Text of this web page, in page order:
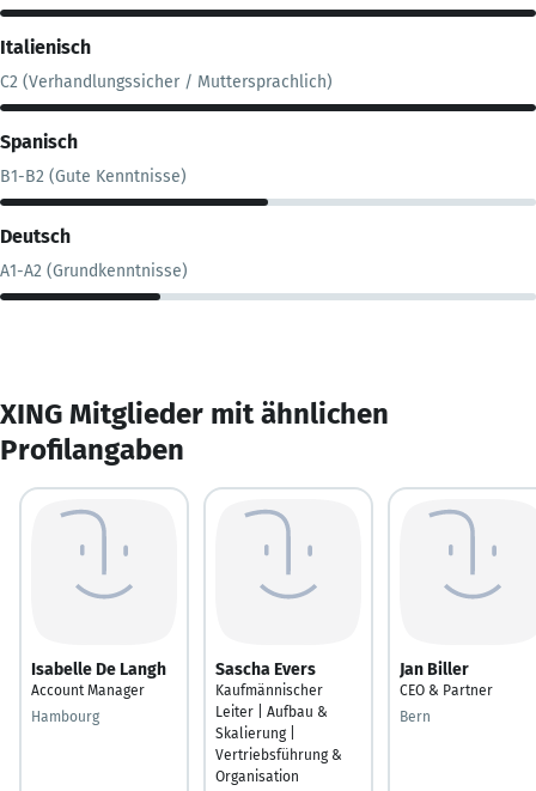
Italienisch
C2 (Verhandlungssicher / Muttersprachlich)
Spanisch
B1-B2 (Gute Kenntnisse)
Deutsch
A1-A2 (Grundkenntnisse)
XING Mitglieder mit ähnlichen
Profilangaben
Isabelle De Langh
Account Manager
Hambourg
Sascha Evers
Kaufmännischer
Leiter | Aufbau &
Skalierung |
Vertriebsführung &
Organisation
Jan Biller
CEO & Partner
Bern